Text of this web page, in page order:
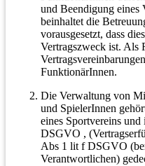
und Beendigung eines
beinhaltet die
vorausgesetzt, dass
Vertragszweck ist. Als
FunktionärInnen.
Die Verwaltung von
und SpielerInnen
eines Sportvereins
DSGVO ,
Abs 1 lit f DSGVO
Verantwortlichen)